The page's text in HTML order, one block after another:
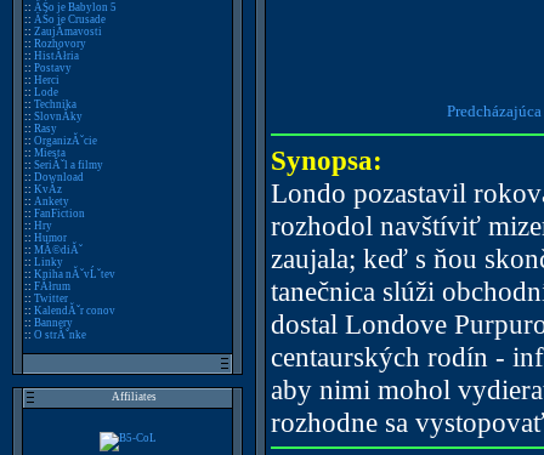
:: ÄŚo je Babylon 5
:: ÄŚo je Crusade
:: ZaujĂ­mavosti
:: Rozhovory
:: HistĂłria
:: Postavy
:: Herci
:: Lode
:: Technika
:: SlovnĂ­ky
:: Rasy
:: OrganizĂˇcie
:: Miesta
:: SeriĂˇl a filmy
:: Download
:: KvĂ­z
:: Ankety
:: FanFiction
:: Hry
:: Humor
:: MĂ©diĂˇ
:: Linky
:: Kniha nĂˇvĹˇtev
:: FĂłrum
:: Twitter
:: KalendĂˇr conov
:: Bannery
:: O strĂˇnke
Affiliates
Predcházajúca
Synopsa:
Londo pozastavil
rozhodol navštíviť
zaujala; keď s ňou
tanečnica slúži
dostal Londove
centaurských rodín -
aby nimi mohol
rozhodne sa